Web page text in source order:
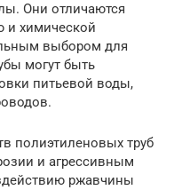
Они отличаются
и химической
выбором для
могут быть
питьевой воды,
полиэтиленовых труб
и агрессивным
ржавчины